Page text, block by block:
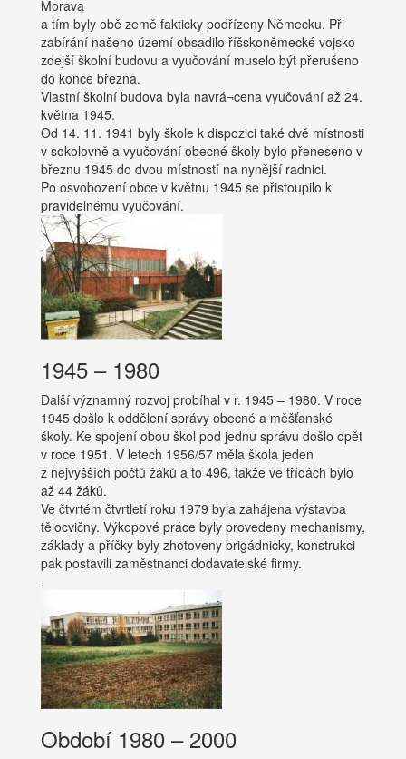
Morava
a tím byly obě země fakticky podřízeny Německu. Při
zabírání našeho území obsadilo říšskoněmecké vojsko
zdejší školní budovu a vyučování muselo být přerušeno
do konce března.
Vlastní školní budova byla navrá¬cena vyučování až 24.
května 1945.
Od 14. 11. 1941 byly škole k dispozici také dvě místnosti
v sokolovně a vyučování obecné školy bylo přeneseno v
březnu 1945 do dvou místností na nynější radnici.
Po osvobození obce v květnu 1945 se přistoupilo k
pravidelnému vyučování.
1945 – 1980
Další významný rozvoj probíhal v r. 1945 – 1980. V roce
1945 došlo k oddělení správy obecné a měšťanské
školy. Ke spojení obou škol pod jednu správu došlo opět
v roce 1951. V letech 1956/57 měla škola jeden
z nejvyšších počtů žáků a to 496, takže ve třídách bylo
až 44 žáků.
Ve čtvrtém čtvrtletí roku 1979 byla zahájena výstavba
tělocvičny. Výkopové práce byly provedeny mechanismy,
základy a příčky byly zhotoveny brigádnicky, konstrukci
pak postavili zaměstnanci dodavatelské firmy.
.
Období 1980 – 2000